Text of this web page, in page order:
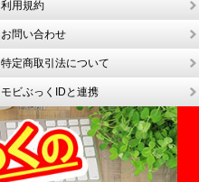
利用規約
お問い合わせ
特定商取引法について
モビぶっくIDと連携